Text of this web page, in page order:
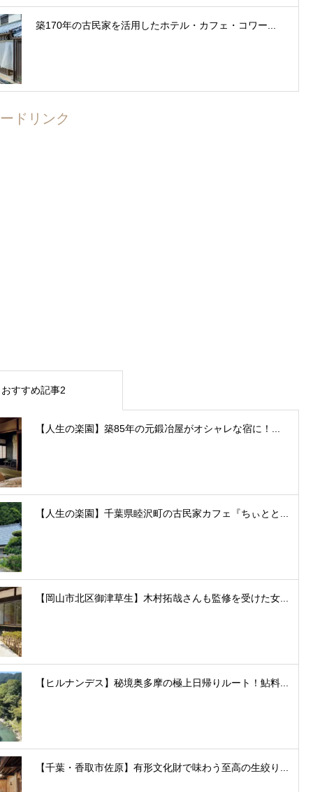
築170年の古民家を活用したホテル・カフェ・コワー...
ドリンク
おすすめ記事2
【人生の楽園】築85年の元鍛冶屋がオシャレな宿に！...
【人生の楽園】千葉県睦沢町の古民家カフェ『ちぃとと...
【岡山市北区御津草生】木村拓哉さんも監修を受けた女...
【ヒルナンデス】秘境奥多摩の極上日帰りルート！鮎料...
【千葉・香取市佐原】有形文化財で味わう至高の生絞り...